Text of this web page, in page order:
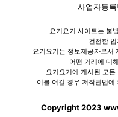
사업자등
요기요기 사이트는 불
건전한
요기요기는 정보제공자로서
어떤 거래에 대
요기요기에 게시된 모
이를 어길 경우 저작권법
Copyright 2023